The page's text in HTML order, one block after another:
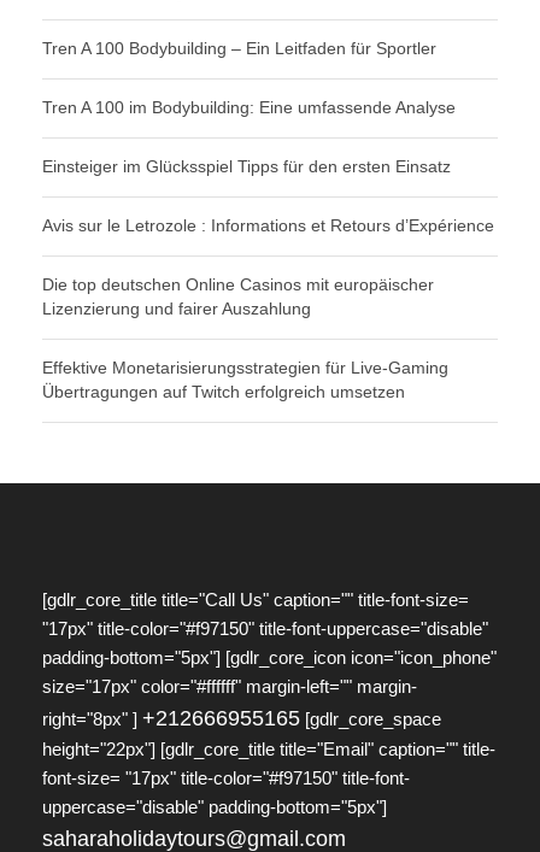
Tren A 100 Bodybuilding – Ein Leitfaden für Sportler
Tren A 100 im Bodybuilding: Eine umfassende Analyse
Einsteiger im Glücksspiel Tipps für den ersten Einsatz
Avis sur le Letrozole : Informations et Retours d’Expérience
Die top deutschen Online Casinos mit europäischer
Lizenzierung und fairer Auszahlung
Effektive Monetarisierungsstrategien für Live-Gaming
Übertragungen auf Twitch erfolgreich umsetzen
[gdlr_core_title title="Call Us" caption="" title-font-size=
"17px" title-color="#f97150" title-font-uppercase="disable"
padding-bottom="5px"] [gdlr_core_icon icon="icon_phone"
size="17px" color="#ffffff" margin-left="" margin-
right="8px" ] +212666955165 [gdlr_core_space
height="22px"] [gdlr_core_title title="Email" caption="" title-
font-size= "17px" title-color="#f97150" title-font-
uppercase="disable" padding-bottom="5px"]
saharaholidaytours@gmail.com